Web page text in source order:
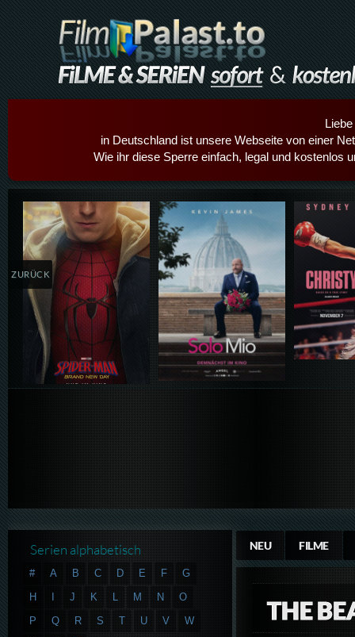
in Deutschland ist unsere Webseite von einer
Wie ihr diese Sperre einfach, legal und kostenlos
Details,Play Details,Play
ZURÜCK
NEU FILME
THE
Serien alphabetisch
# A B C D E F
G
H
I J K L M N
O
P
Q R S T U V
W